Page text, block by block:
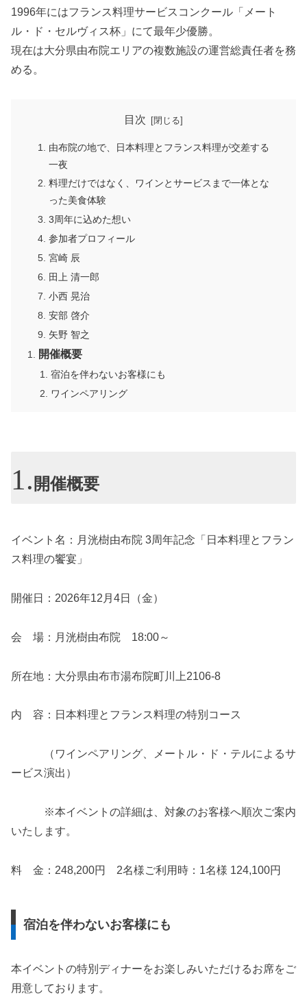
1996年にはフランス料理サービスコンクール「メート
ル・ド・セルヴィス杯」にて最年少優勝。
現在は大分県由布院エリアの複数施設の運営総責任者を務
める。
目次
由布院の地で、日本料理とフランス料理が交差する
一夜
料理だけではなく、ワインとサービスまで一体とな
った美食体験
3周年に込めた想い
参加者プロフィール
宮崎 辰
田上 清一郎
小西 晃治
安部 啓介
矢野 智之
開催概要
宿泊を伴わないお客様にも
ワインペアリング
開催概要
イベント名：月洸樹由布院 3周年記念「日本料理とフラン
ス料理の饗宴」
開催日：2026年12月4日（金）
会 場：月洸樹由布院 18:00～
所在地：大分県由布市湯布院町川上2106-8
内 容：日本料理とフランス料理の特別コース
（ワインペアリング、メートル・ド・テルによるサ
ービス演出）
※本イベントの詳細は、対象のお客様へ順次ご案内
いたします。
料 金：248,200円 2名様ご利用時：1名様 124,100円
宿泊を伴わないお客様にも
本イベントの特別ディナーをお楽しみいただけるお席をご
用意しております。